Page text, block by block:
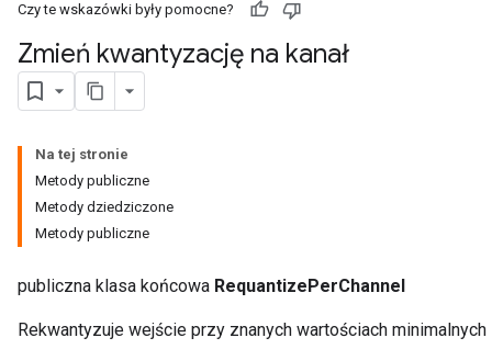
Czy te wskazówki były pomocne?
Zmień kwantyzację na kanał
Na tej stronie
Metody publiczne
Metody dziedziczone
Metody publiczne
publiczna klasa końcowa RequantizePerChannel
Rekwantyzuje wejście przy znanych wartościach minimalnych